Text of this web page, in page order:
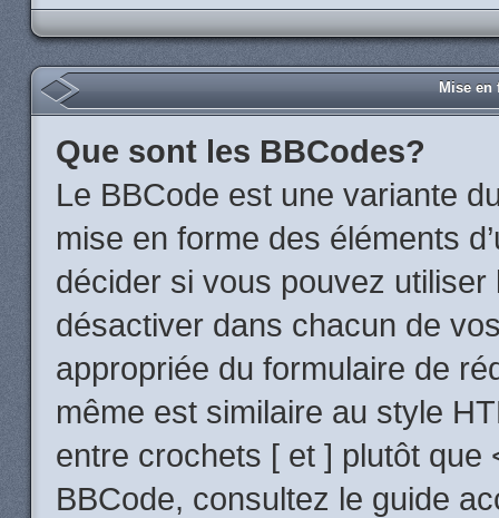
Mise en
Que sont les BBCodes?
Le BBCode est une variante
mise en forme des éléments
décider si vous pouvez
désactiver dans chacun de
appropriée du formulaire de
même est similaire au style
entre crochets [ et ] plutôt que
BBCode, consultez le guide